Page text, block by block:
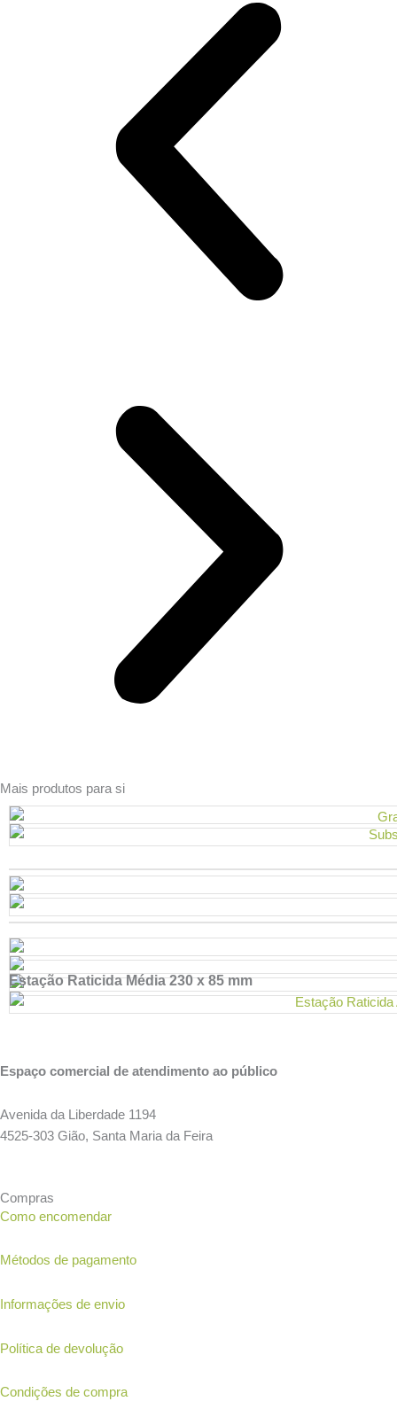
Mais produtos para si
Estação Raticida Média 230 x 85 mm
Espaço comercial de atendimento ao público
Avenida da Liberdade 1194
4525-303 Gião, Santa Maria da Feira
Compras
Como encomendar
Métodos de pagamento
Informações de envio
Política de devolução
Condições de compra